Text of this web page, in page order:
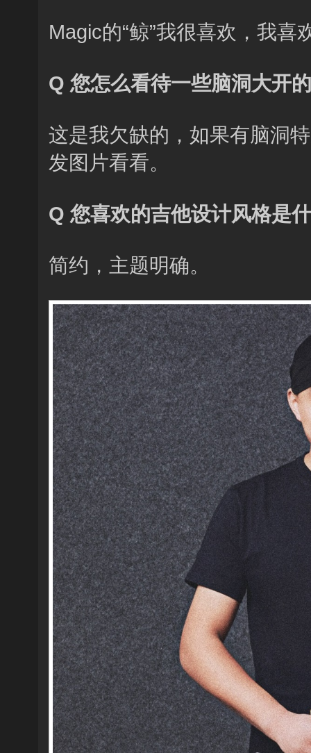
Magic的“鲸”我很喜欢，我
Q 您怎么看待一些脑洞大开
这是我欠缺的，如果有脑洞
发图片看看。
Q 您喜欢的吉他设计风格是
简约，主题明确。